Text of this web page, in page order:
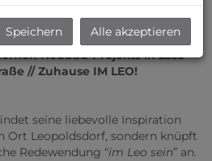
optimal geschnittene 4
und Garten im
Neubau-Projekts in 2333
// Zuhause IM LEO!
seine liebevolle Inspiration
Ort Leopoldsdorf, sondern knüpft
Redewendung “im Leo sein” an.
Speichern Alle akzeptieren